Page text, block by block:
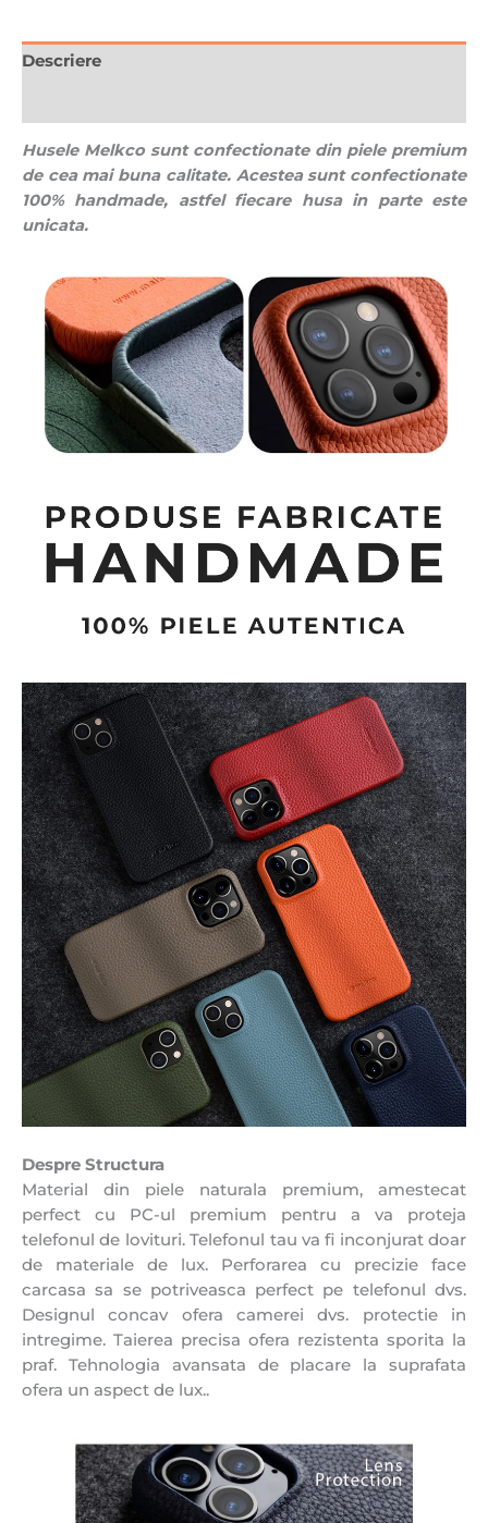
Descriere
Husele Melkco sunt confectionate din piele premium
de cea mai buna calitate. Acestea sunt confectionate
100% handmade, astfel fiecare husa in parte este
unicata.
Despre Structura
Material din piele naturala premium, amestecat
perfect cu PC-ul premium pentru a va proteja
telefonul de lovituri. Telefonul tau va fi inconjurat doar
de materiale de lux. Perforarea cu precizie face
carcasa sa se potriveasca perfect pe telefonul dvs.
Designul concav ofera camerei dvs. protectie in
intregime. Taierea precisa ofera rezistenta sporita la
praf. Tehnologia avansata de placare la suprafata
ofera un aspect de lux..